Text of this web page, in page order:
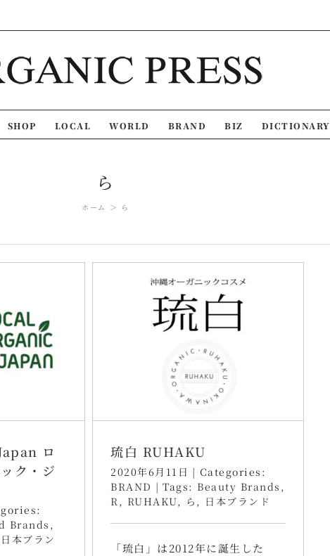
SHOP LOCAL WORLD BRAND BIZ DICTIONARY
ら
ホーム ら
ロ
ク・ジ
Brands ,
日本ブラン
琉白 RUHAKU
2020年6月11日 | Categories:
BRAND | Tags: Beauty Brands ,
R , RUHAKU, ら , 日本ブランド
「琉白」は2012年に誕生した